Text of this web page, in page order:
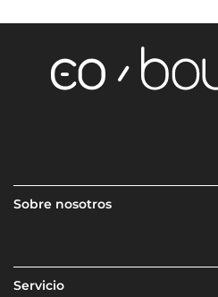
Sobre nosotros
Servicio